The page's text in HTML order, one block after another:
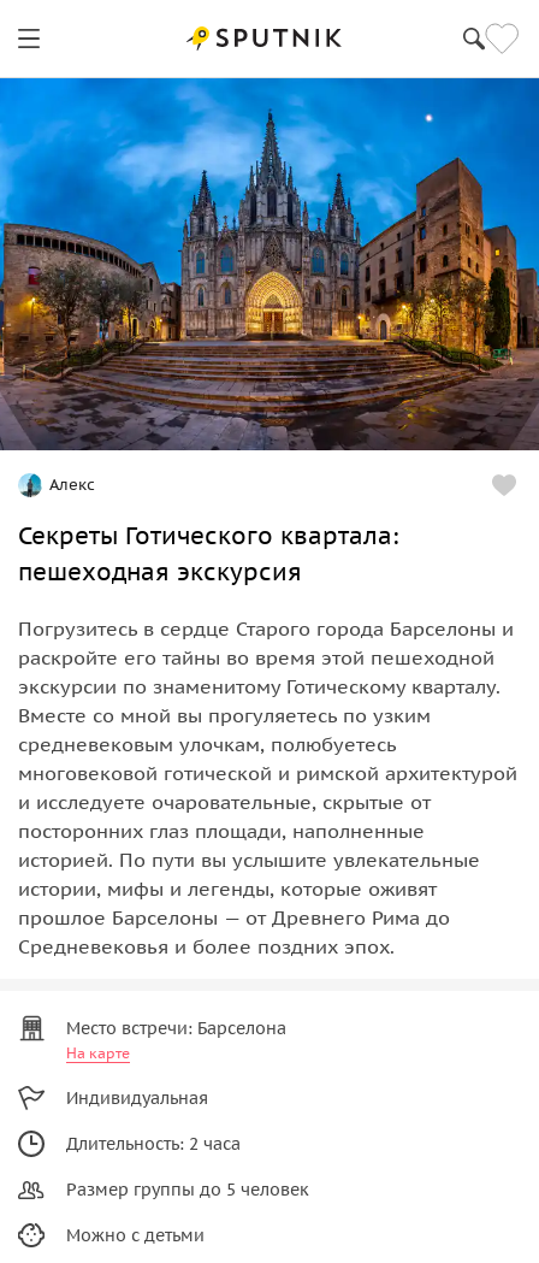
Алекс
Секреты Готического квартала:
пешеходная экскурсия
Погрузитесь в сердце Старого города Барселоны и
раскройте его тайны во время этой пешеходной
экскурсии по знаменитому Готическому кварталу.
Вместе со мной вы прогуляетесь по узким
средневековым улочкам, полюбуетесь
многовековой готической и римской архитектурой
и исследуете очаровательные, скрытые от
посторонних глаз площади, наполненные
историей. По пути вы услышите увлекательные
истории, мифы и легенды, которые оживят
прошлое Барселоны — от Древнего Рима до
Средневековья и более поздних эпох.
Место встречи: Барселона
На карте
Индивидуальная
Длительность: 2 часа
Размер группы до 5 человек
Можно с детьми